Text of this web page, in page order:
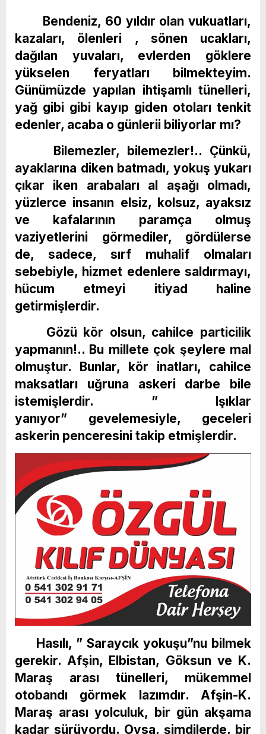
Bendeniz, 60 yıldır olan vukuatları,
kazaları, ölenleri , sönen ucakları,
dağılan yuvaları, evlerden göklere
yükselen feryatları bilmekteyim.
Günümüzde yapılan ihtişamlı tünelleri,
yağ gibi gibi kayıp giden otoları tenkit
edenler, acaba o günlerii biliyorlar mı?
Bilemezler, bilemezler!.. Çünkü,
ayaklarına diken batmadı, yokuş yukarı
çıkar iken arabaları al aşağı olmadı,
yüzlerce insanın elsiz, kolsuz, ayaksız
ve kafalarının paramça olmuş
vaziyetlerini görmediler, gördülerse
de, sadece, sırf muhalif olmaları
sebebiyle, hizmet edenlere saldırmayı,
hücum etmeyi itiyad haline
getirmişlerdir.
Gözü kör olsun, cahilce particilik
yapmanın!.. Bu millete çok şeylere mal
olmuştur. Bunlar, kör inatları, cahilce
maksatları uğruna askeri darbe bile
istemişlerdir. ” Işıklar
yanıyor” gevelemesiyle, geceleri
askerin penceresini takip etmişlerdir.
Hasılı, ” Saraycık yokuşu”nu bilmek
gerekir. Afşin, Elbistan, Göksun ve K.
Maraş arası tünelleri, mükemmel
otobandı görmek lazımdır. Afşin-K.
Maraş arası yolculuk, bir gün akşama
kadar sürüyordu. Oysa, şimdilerde, bir